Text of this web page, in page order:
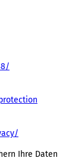
Ihre Daten